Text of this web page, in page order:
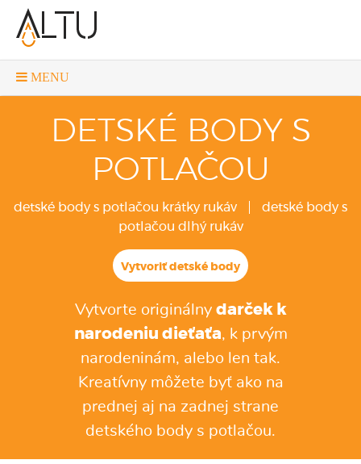
MENU
DETSKÉ BODY S
POTLAČOU
detské body s potlačou krátky rukáv
detské body s
potlačou dlhý rukáv
Vytvoriť detské body
Vytvorte originálny darček k
narodeniu dieťaťa, k prvým
narodeninám, alebo len tak.
Kreatívny môžete byť ako na
prednej aj na zadnej strane
detského body s potlačou.